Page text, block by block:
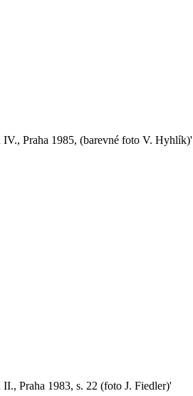
Praha 1985, (barevné foto V. Hyhlík)'
Praha 1983, s. 22 (foto J. Fiedler)'